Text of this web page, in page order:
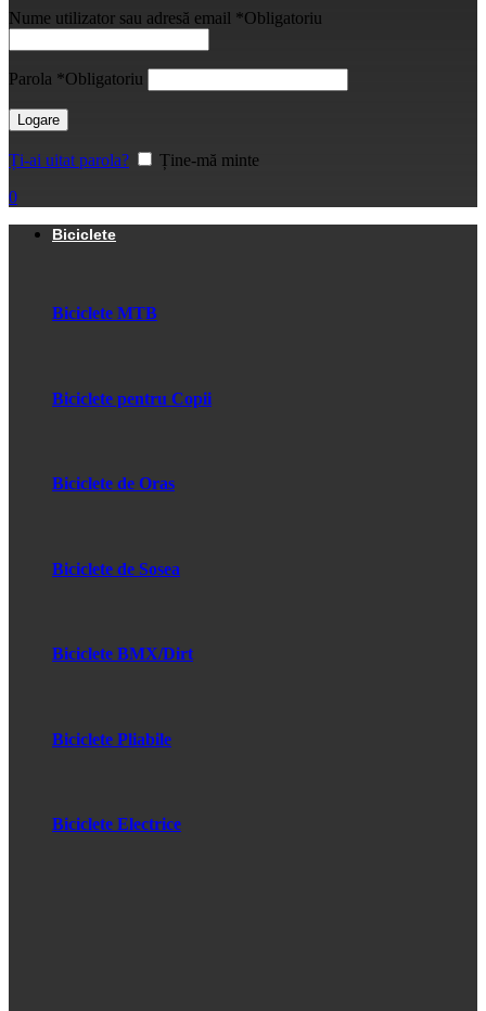
Nume utilizator sau adresă email *Obligatoriu
Parola *Obligatoriu
Logare
Ți-ai uitat parola?
Ține-mă minte
0
Biciclete
Biciclete MTB
Biciclete pentru Copii
Biciclete de Oras
Biciclete de Sosea
Biciclete BMX/Dirt
Biciclete Pliabile
Biciclete Electrice